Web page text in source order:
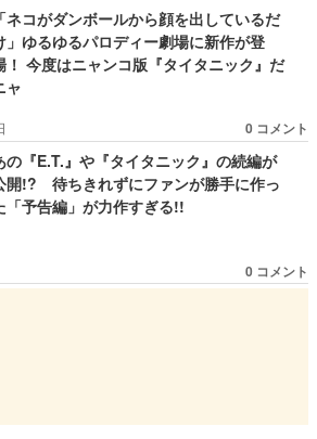
「ネコがダンボールから顔を出しているだ
」ゆるゆるパロディー劇場に新作が登
！ 今度はニャンコ版『タイタニック』だ
ャ
0 コメント
の『E.T.』や『タイタニック』の続編が
開!? 待ちきれずにファンが勝手に作っ
「予告編」が力作すぎる!!
0 コメント